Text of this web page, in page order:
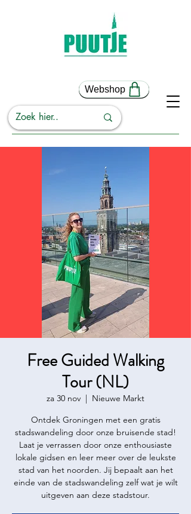
Webshop
Free Guided Walking
Tour (NL)
za 30 nov
  |
Nieuwe Markt
Ontdek Groningen met een gratis
stadswandeling door onze bruisende stad!
Laat je verrassen door onze enthousiaste
lokale gidsen en leer meer over de leukste
stad van het noorden. Jij bepaalt aan het
einde van de stadswandeling zelf wat je wilt
uitgeven aan deze stadstour.